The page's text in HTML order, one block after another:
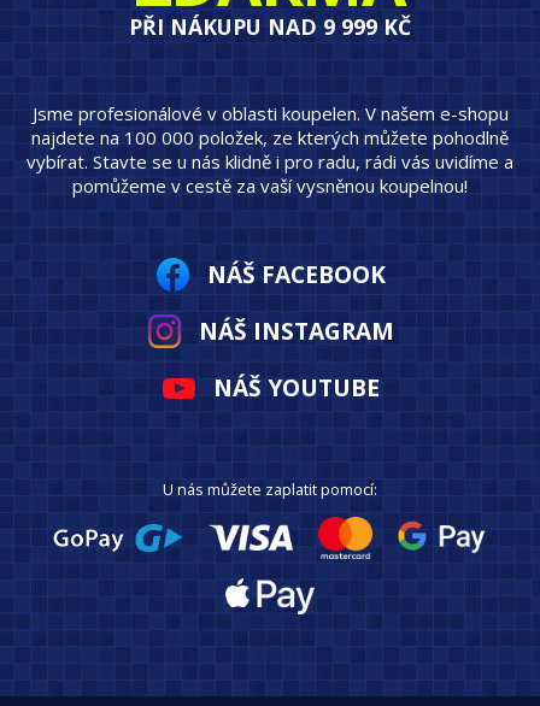
PŘI NÁKUPU NAD 9 999 KČ
Jsme profesionálové v oblasti koupelen. V našem e-shopu
najdete na 100 000 položek, ze kterých můžete pohodlně
vybírat. Stavte se u nás klidně i pro radu, rádi vás uvidíme a
pomůžeme v cestě za vaší vysněnou koupelnou!
NÁŠ FACEBOOK
NÁŠ INSTAGRAM
NÁŠ YOUTUBE
U nás můžete zaplatit pomocí: